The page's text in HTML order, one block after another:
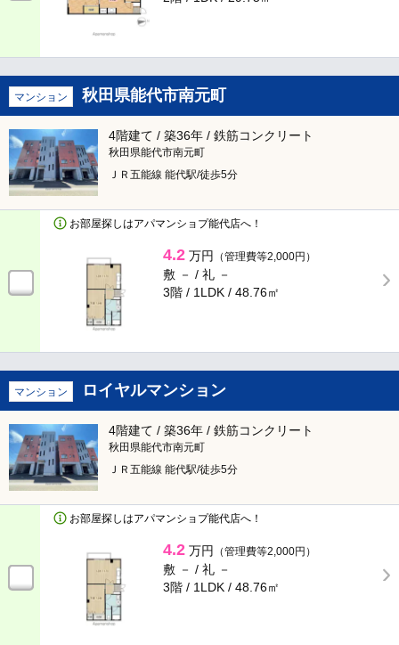
マンション 秋田県能代市南元町
4階建て / 築36年 / 鉄筋コンクリート
秋田県能代市南元町
ＪＲ五能線 能代駅/徒歩5分
お部屋探しはアパマンショプ能代店へ！
4.2 万円 （管理費等2,000円）
敷 － / 礼 －
3階 / 1LDK / 48.76㎡
マンション ロイヤルマンション
4階建て / 築36年 / 鉄筋コンクリート
秋田県能代市南元町
ＪＲ五能線 能代駅/徒歩5分
お部屋探しはアパマンショプ能代店へ！
4.2 万円 （管理費等2,000円）
敷 － / 礼 －
3階 / 1LDK / 48.76㎡